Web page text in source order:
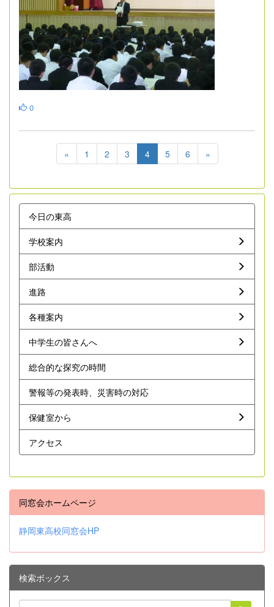
0
« 1 2 3 4 5 6 »
今日の東高
学校案内
部活動
進路
各種案内
中学生の皆さんへ
総合的な探究の時間
警報等の発表時、災害時の対応
保健室から
アクセス
同窓会ホームページ
静岡東高校同窓会HP
検索ボックス